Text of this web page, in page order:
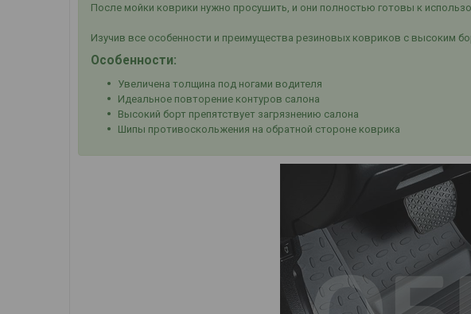
После мойки коврики нужно просушить, и они полностью готовы к
Изучив все особенности и преимущества резиновых ковриков с высоким
Особенности:
Увеличена толщина под ногами водителя
Идеальное повторение контуров салона
Высокий борт препятствует загрязнению салона
Шипы противоскольжения на обратной стороне коврика